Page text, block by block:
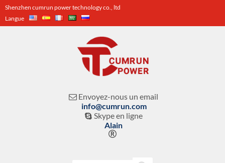
Shenzhen cumrun power technology co., ltd
Langue
 Envoyez-nous un email
info@cumrun.com
 Skype en ligne
Alain
